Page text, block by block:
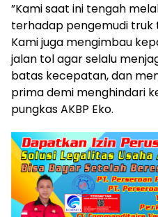
​”Kami saat ini tengah
terhadap pengemudi truk
Kami juga mengimbau
jalan tol agar selalu
batas kecepatan, dan
prima demi menghindari
pungkas AKBP Eko.